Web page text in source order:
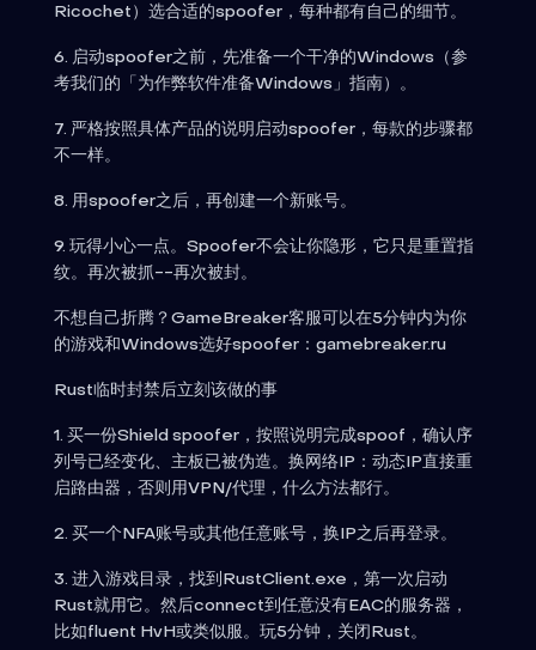
Ricochet）选合适的spoofer，每种都有自己的细节。
6. 启动spoofer之前，先准备一个干净的Windows（参
考我们的「为作弊软件准备Windows」指南）。
7. 严格按照具体产品的说明启动spoofer，每款的步骤都
不一样。
8. 用spoofer之后，再创建一个新账号。
9. 玩得小心一点。Spoofer不会让你隐形，它只是重置指
纹。再次被抓--再次被封。
不想自己折腾？GameBreaker客服可以在5分钟内为你
的游戏和Windows选好spoofer：gamebreaker.ru
Rust临时封禁后立刻该做的事
1. 买一份Shield spoofer，按照说明完成spoof，确认序
列号已经变化、主板已被伪造。换网络IP：动态IP直接重
启路由器，否则用VPN/代理，什么方法都行。
2. 买一个NFA账号或其他任意账号，换IP之后再登录。
3. 进入游戏目录，找到RustClient.exe，第一次启动
Rust就用它。然后connect到任意没有EAC的服务器，
比如fluent HvH或类似服。玩5分钟，关闭Rust。